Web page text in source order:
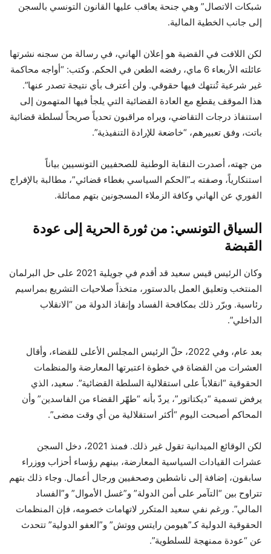
شبكات الاتصال” وهي جنحة يعاقب عليها القانون التونسي بالسجن
إلى جانب الخطية المالية.
لكن اللافت في القضية هو إعلان الهاني، في رسالة من سجنه نشرتها
عائلته الأربعاء 6 ماي، رفضه الطعن في الحكم. وكتب: “أواجه محاكمة
غير شرعية تُنتهك فيها حقوقي. ولن أعترف بأي نتيجة تصدر عنها”.
هذا الموقف يقطع مع العادة القضائية التي يلجأ فيها المتهمون إلى
استنفاذ درجات التقاضي، ويراه مراقبون تحدياً صريحاً لسلطة قضائية
باتت، وفق تعبيرهم، “خاضعة للإرادة التنفيذية”.
من جهته، أصدرت النقابة الوطنية للصحفيين التونسيين بياناً
استنكارياً، وصفته بـ”الحكم السياسي بغطاء قضائي”، مطالبة بالإفراج
الفوري عن الهاني وكافة الزملاء المسجونين بتهم مماثلة.
السياق التونسي: من ثورة الحرية إلى عودة
القبضة
وكان الرئيس قيس سعيد قد أقدم في جويلية 2021 على حل البرلمان
المنتخب وتعليق العمل بالدستور، متخذاً صلاحيات التشريع بمراسيم
رئاسية. وبرّر ذلك بمكافحة الفساد وإنقاذ الدولة من “الانقلاب
الداخلي”.
بعد عام، وفي 2022، حلّ الرئيس المجلس الأعلى للقضاء، وأقال
العشرات من القضاة في خطوة اعتبرتها المعارضة والمنظمات
الحقوقية “انقلاباً على استقلالية السلطة القضائية”. سعيد، الذي
يرفض تسمية “ديكتاتور”، يردّ بأنه “طهّر القضاء من الفاسدين” وأن
المحاكم أصبحت اليوم “أكثر استقلالية من أي وقت مضى”.
لكن الوقائع الميدانية تقول غير ذلك. فمنذ 2021، دخل السجن
عشرات القيادات السياسية المعارضة، بينهم رؤساء أحزاب ووزراء
سابقون، إضافة إلى ناشطين وصحفيين ورجال أعمال. وجاء ذلك بتهم
تتراوح بين “التآمر على أمن الدولة” و”غسل الأموال” و”الفساد
المالي”. ورغم نفي سعيد المتكرر لاتهامات خصومه، فإن المنظمات
الحقوقية الدولية كـ”هيومن رايتس ووتش” و”العفو الدولية” تتحدث
عن “عودة ممنهجة للسلطوية”.